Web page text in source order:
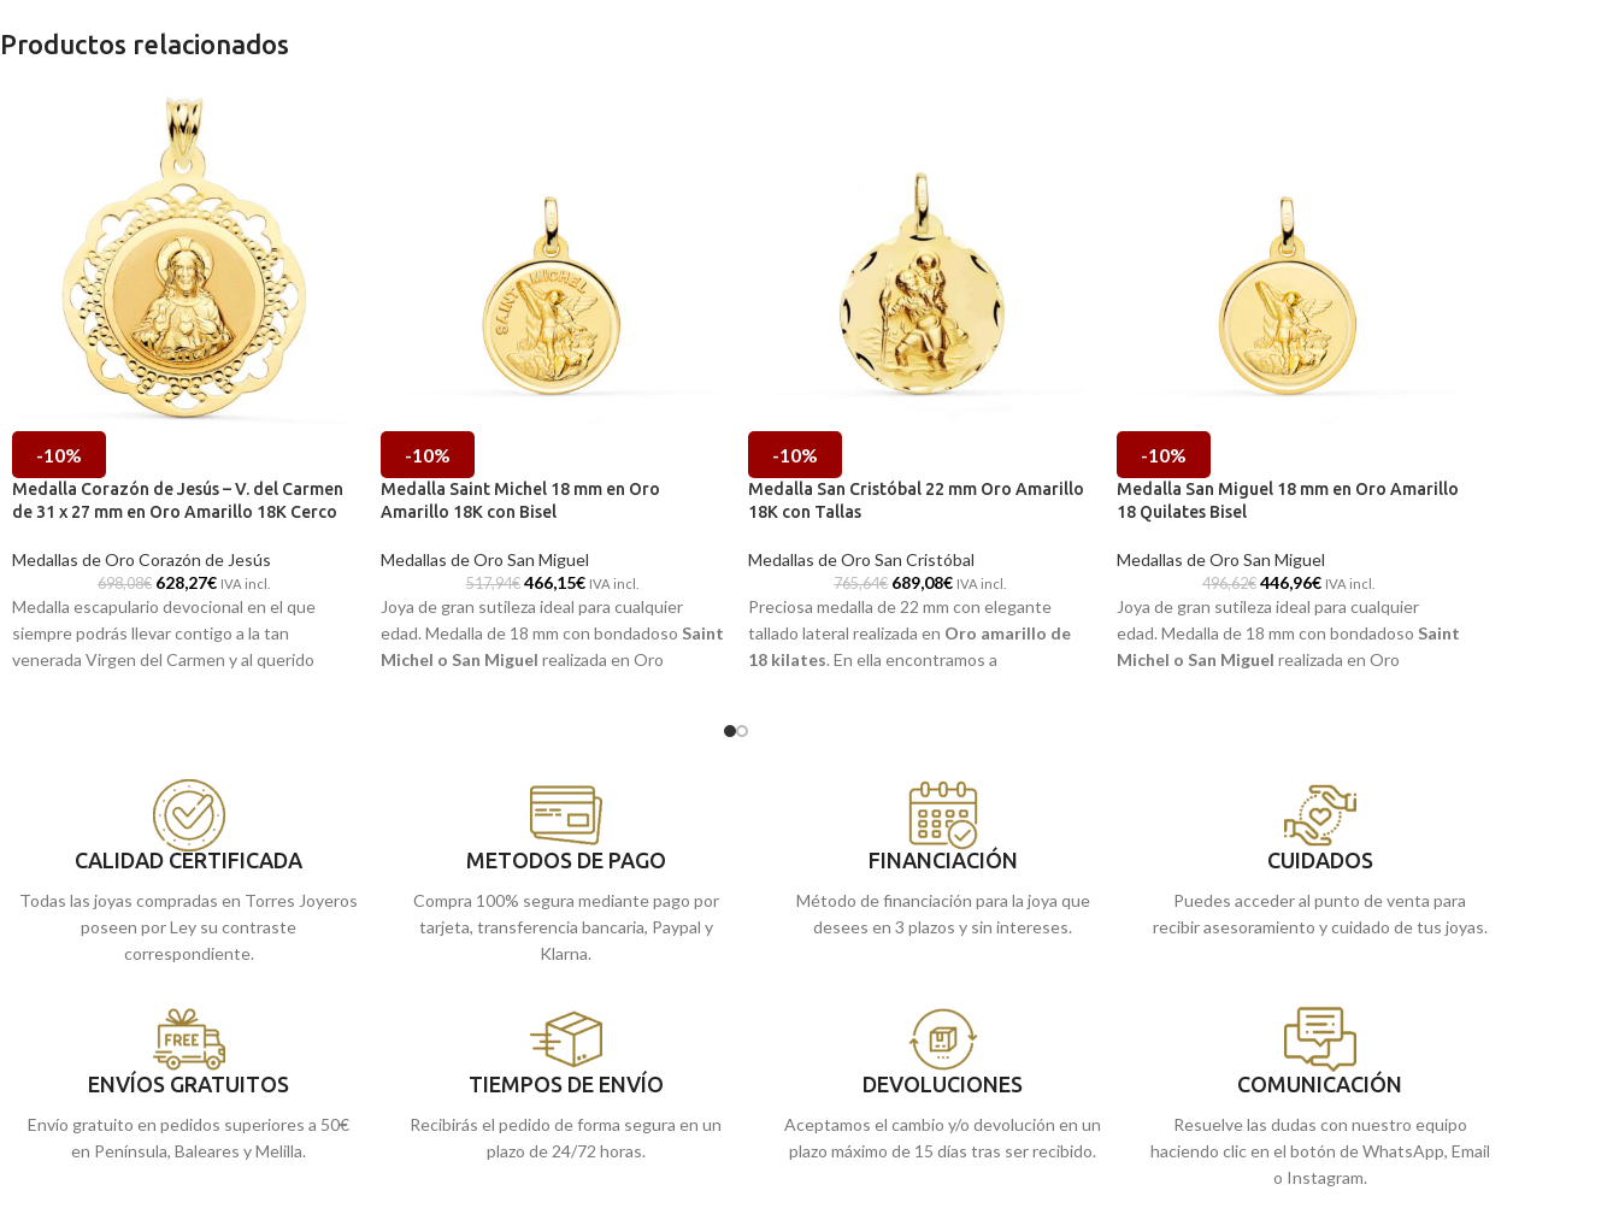
Productos relacionados
-10%
Medalla Corazón de Jesús – V. del Carmen
de 31 x 27 mm en Oro Amarillo 18K Cerco
Medallas de Oro Corazón de Jesús
698,08€ 628,27€ IVA incl.
Medalla escapulario devocional en el que
siempre podrás llevar contigo a la tan
venerada Virgen del Carmen y al querido
Puedes encontrarla en nuestras tiendas
de Málaga, o si la compras online, te la
-10%
Medalla Saint Michel 18 mm en Oro
Amarillo 18K con Bisel
Medallas de Oro San Miguel
517,94€ 466,15€ IVA incl.
Joya de gran sutileza ideal para cualquier
edad. Medalla de 18 mm con bondadoso Saint
Michel o San Miguel realizada en Oro
Puedes encontrarla en nuestras tiendas
, o comprarla online y te la
llevamos a casa.
-10%
Medalla San Cristóbal 22 mm Oro Amarillo
18K con Tallas
Medallas de Oro San Cristóbal
765,64€ 689,08€ IVA incl.
Preciosa medalla de 22 mm con elegante
tallado lateral realizada en Oro amarillo de
18 kilates. En ella encontramos a
elaborado tallado lateral.
en nuestras tiendas de
online y te la llevamos a casa.
-10%
Medalla San Miguel 18 mm en Oro Amarillo
18 Quilates Bisel
Medallas de Oro San Miguel
496,62€ 446,96€ IVA incl.
Joya de gran sutileza ideal para cualquier
edad. Medalla de 18 mm con bondadoso Saint
Michel o San Miguel realizada en Oro
Puedes encontrarla en nuestras tiendas
y Melilla, o comprarla online y te
CALIDAD CERTIFICADA
Todas las joyas compradas en Torres Joyeros
poseen por Ley su contraste
correspondiente.
METODOS DE PAGO
Compra 100% segura mediante pago por
tarjeta, transferencia bancaria, Paypal y
Klarna.
FINANCIACIÓN
Método de financiación para la joya que
desees en 3 plazos y sin intereses.
CUIDADOS
Puedes acceder al punto de venta para
recibir asesoramiento y cuidado de tus joyas.
ENVÍOS GRATUITOS
Envío gratuito en pedidos superiores a 50€
en Península, Baleares y Melilla.
TIEMPOS DE ENVÍO
Recibirás el pedido de forma segura en un
plazo de 24/72 horas.
DEVOLUCIONES
Aceptamos el cambio y/o devolución en un
plazo máximo de 15 días tras ser recibido.
COMUNICACIÓN
Resuelve las dudas con nuestro equipo
haciendo clic en el botón de WhatsApp, Email
o Instagram.